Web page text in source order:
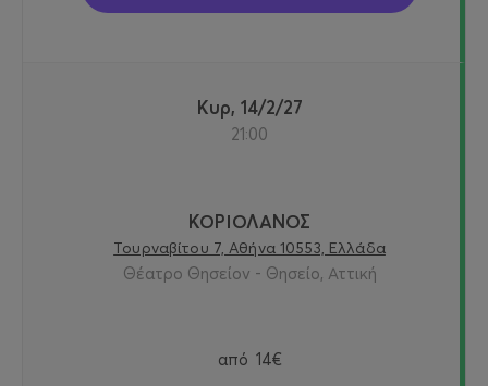
Κυρ, 14/2/27
21:00
ΚΟΡΙΟΛΑΝΟΣ
Τουρναβίτου 7, Αθήνα 10553, Ελλάδα
Θέατρο Θησείον - Θησείο, Αττική
από 14€